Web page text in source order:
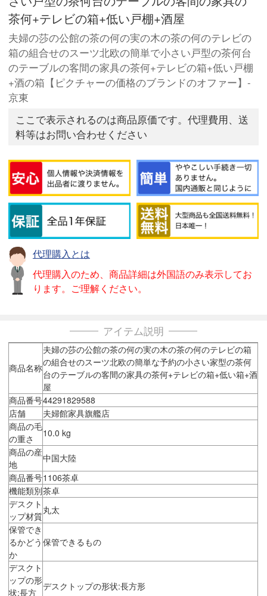
茶何+テレビの箱+低い戸棚+酒屋
夫婦の莎の公館の茶の何の実の木の茶の何のテレビの
箱の組合せのスーツ北欧の簡単で小さい戸型の茶何台
のテーブルの客間の家具の茶何+テレビの箱+低い戸棚
+酒の箱【ピクチャーの価格のブランドのオファー】-
京東
ここで表示されるのは商品原価です。代理費用、送
料等はお問い合わせください
代理購入とは
代理購入のため、商品詳細は外国語のみ表示してお
ります。ご理解ください。
アイテム説明
商品名称
夫婦の莎の公館の茶の何の実の木の茶の何のテレビの箱
の組合せのスーツ北欧の簡単な予約の小さい家型の茶何
台のテーブルの客間の家具の茶何+テレビの箱+低い箱+酒
屋
商品番号44291829588
店舗
夫婦館家具旗艦店
商品の毛
の重さ
10.0 kg
商品の産
地
中国大陸
商品番号1106茶卓
機能類別茶卓
デスクト
ップ材質
丸太
保管でき
るかどう
か
保管できるもの
デスクト
ップの形
状:長方
デスクトップの形状:長方形